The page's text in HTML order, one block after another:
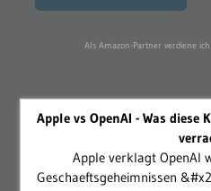
Als Amazon-Partner verdiene
Apple vs OpenAI - Was diese
Apple verklagt OpenAI
Geschaeftsgeheimnissen